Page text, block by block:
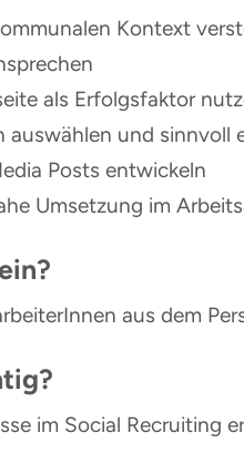
Kontext
als Erfolgsfaktor
auswählen und sinnvoll
Posts entwickeln
Umsetzung im
aus dem
im Social Recruiting